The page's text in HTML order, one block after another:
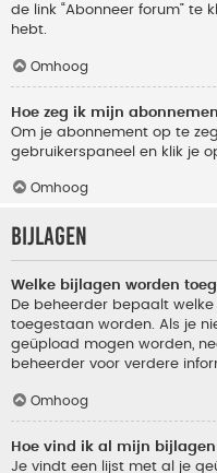
de link “Abonneer forum” te
hebt.
Omhoog
Hoe zeg ik mijn
Om je abonnement op te
gebruikerspaneel en klik je
Omhoog
Bijlagen
Welke bijlagen worden
De beheerder bepaalt
toegestaan worden. Als je
geüpload mogen worden,
beheerder voor verdere
Omhoog
Hoe vind ik al mijn
Je vindt een lijst met al je